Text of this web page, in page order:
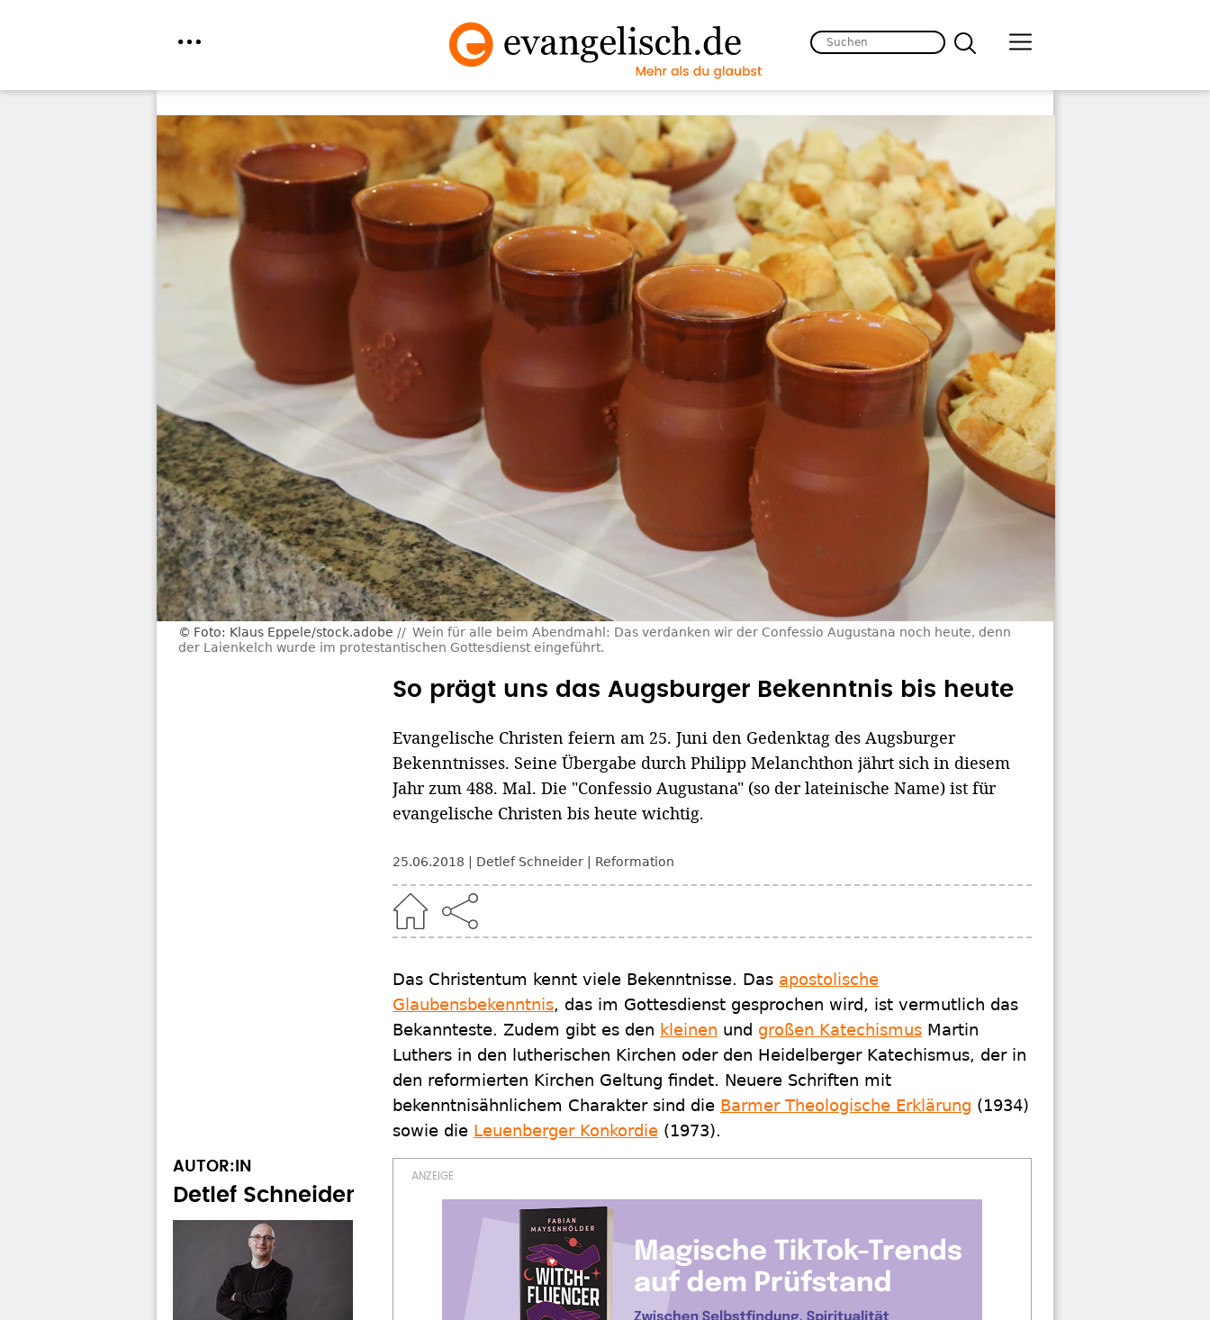
Foto: Klaus Eppele/stock.adobe
Wein für alle beim Abendmahl: Das verdanken wir der Confessio Augustana noch heute, denn
der Laienkelch wurde im protestantischen Gottesdienst eingeführt.
So prägt uns das Augsburger Bekenntnis bis heute
Evangelische Christen feiern am 25. Juni den Gedenktag des Augsburger
Bekenntnisses. Seine Übergabe durch Philipp Melanchthon jährt sich in diesem
Jahr zum 488. Mal. Die "Confessio Augustana" (so der lateinische Name) ist für
evangelische Christen bis heute wichtig.
25.06.2018 Detlef Schneider Reformation
Das Christentum kennt viele Bekenntnisse. Das apostolische
Glaubensbekenntnis, das im Gottesdienst gesprochen wird, ist vermutlich das
Bekannteste. Zudem gibt es den kleinen und großen Katechismus Martin
Luthers in den lutherischen Kirchen oder den Heidelberger Katechismus, der in
den reformierten Kirchen Geltung findet. Neuere Schriften mit
bekenntnisähnlichem Charakter sind die Barmer Theologische Erklärung (1934)
sowie die Leuenberger Konkordie (1973).
AUTOR:IN
Detlef Schneider